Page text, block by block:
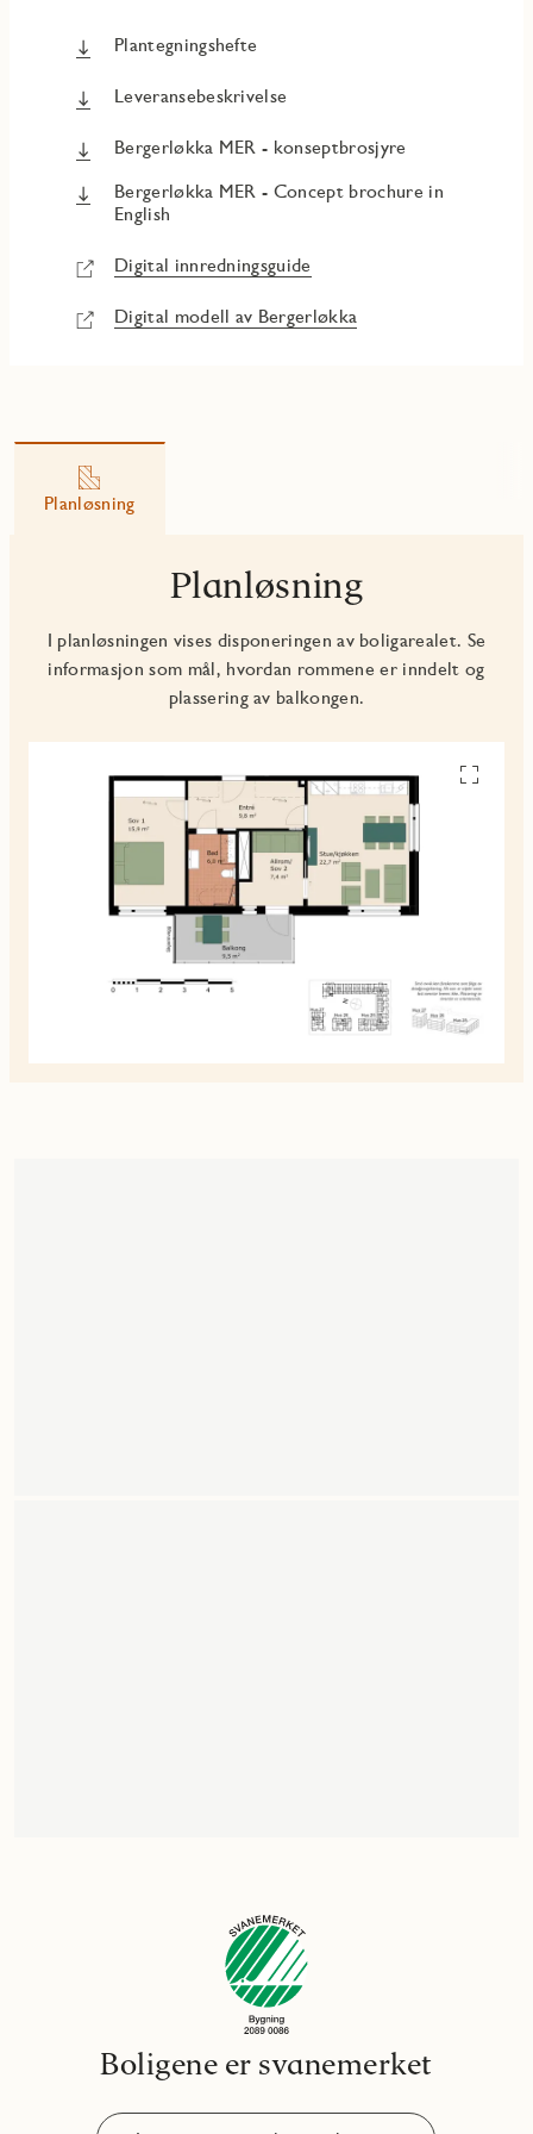
Plantegningshefte
Leveransebeskrivelse
Bergerløkka MER - konseptbrosjyre
Bergerløkka MER - Concept brochure in
English
Digital innredningsguide
Digital modell av Bergerløkka
Planløsning
Planløsning
I planløsningen vises disponeringen av boligarealet. Se
informasjon som mål, hvordan rommene er inndelt og
plassering av balkongen.
Se
Boligene er svanemerket